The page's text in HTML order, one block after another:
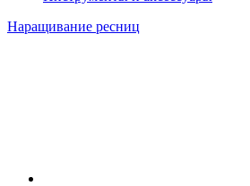
Наращивание ресниц